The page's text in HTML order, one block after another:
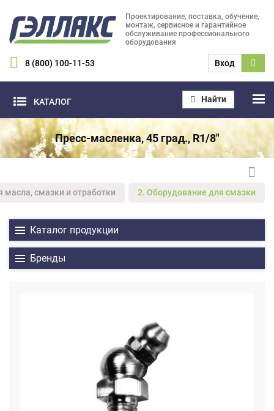
Проектирование, поставка, обучение,
монтаж, сервисное и гарантийное
обслуживание профессионального
оборудования
8 (800) 100-11-53 Вход
КАТАЛОГ Найти
Пресс-масленка, 45 град., R1/8"
смазки и отработки 2. Оборудование для смазки
Каталог продукции
Бренды